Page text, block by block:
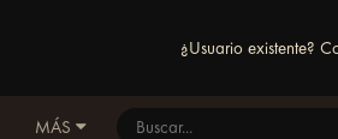
¿Usuario existente?
MÁS